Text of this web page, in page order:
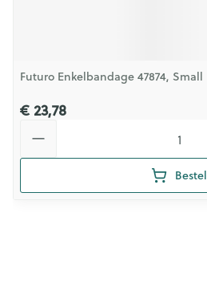
Futuro Enkelbandage 47874, Small
€ 23,78
Bestel